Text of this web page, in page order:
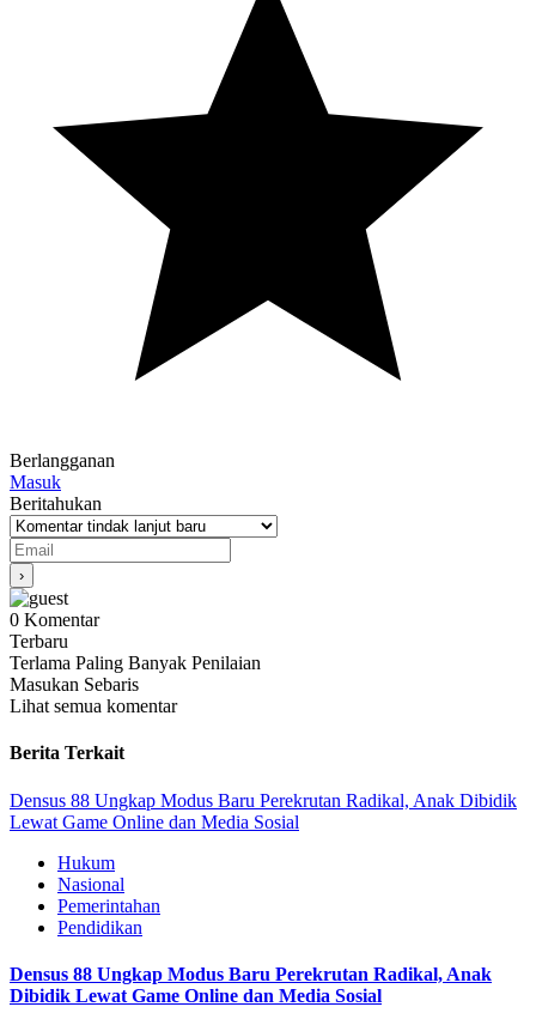
Berlangganan
Masuk
Beritahukan
0 Komentar
Terbaru
Terlama Paling Banyak Penilaian
Masukan Sebaris
Lihat semua komentar
Berita Terkait
Densus 88 Ungkap Modus Baru Perekrutan Radikal, Anak Dibidik
Lewat Game Online dan Media Sosial
Hukum
Nasional
Pemerintahan
Pendidikan
Densus 88 Ungkap Modus Baru Perekrutan Radikal, Anak
Dibidik Lewat Game Online dan Media Sosial